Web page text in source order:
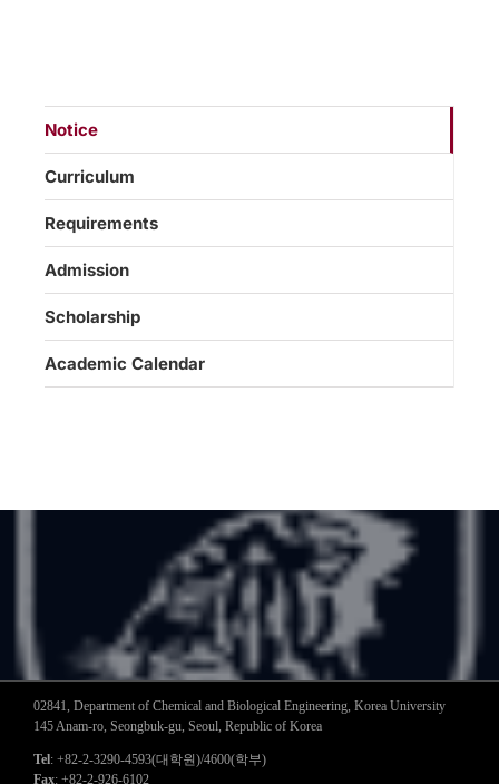
Notice
Curriculum
Requirements
Admission
Scholarship
Academic Calendar
02841, Department of Chemical and Biological Engineering, Korea University
145 Anam-ro, Seongbuk-gu, Seoul, Republic of Korea
Tel: +82-2-3290-4593(대학원)/4600(학부)
Fax: +82-2-926-6102